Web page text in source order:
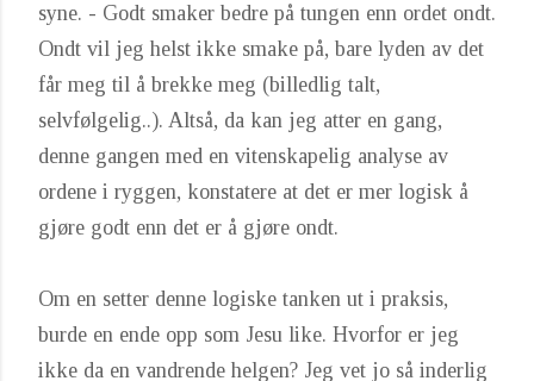
syne. - Godt smaker bedre på tungen enn ordet ondt.
Ondt vil jeg helst ikke smake på, bare lyden av det
får meg til å brekke meg (billedlig talt,
selvfølgelig..). Altså, da kan jeg atter en gang,
denne gangen med en vitenskapelig analyse av
ordene i ryggen, konstatere at det er mer logisk å
gjøre godt enn det er å gjøre ondt.
Om en setter denne logiske tanken ut i praksis,
burde en ende opp som Jesu like. Hvorfor er jeg
ikke da en vandrende helgen? Jeg vet jo så inderlig